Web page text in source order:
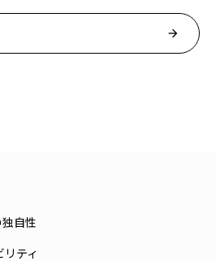
arrow_forward
自性
リティ